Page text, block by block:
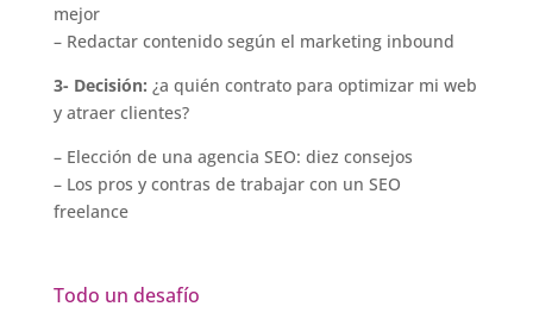
mejor
– Redactar contenido según el marketing inbound
3- Decisión: ¿a quién contrato para optimizar mi web
y atraer clientes?
– Elección de una agencia SEO: diez consejos
– Los pros y contras de trabajar con un SEO
freelance
Todo un desafío